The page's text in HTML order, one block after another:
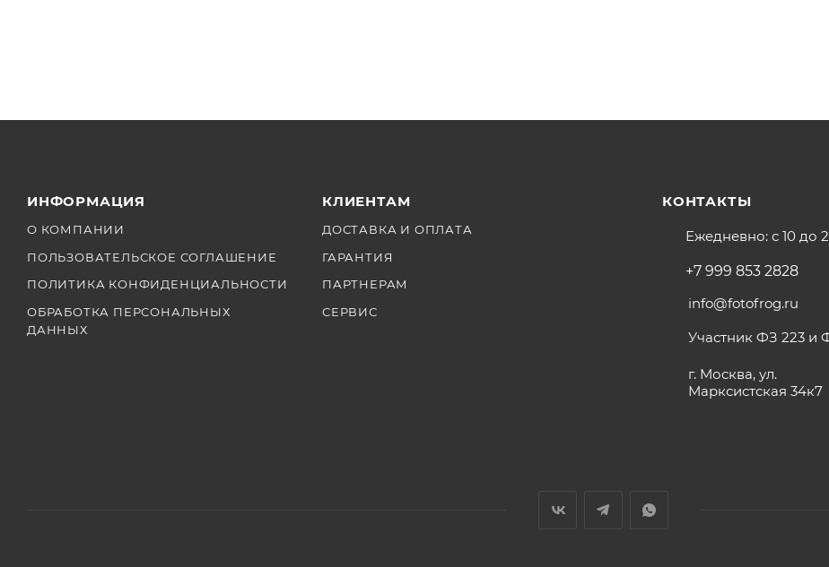
ИНФОРМАЦИЯ
О КОМПАНИИ
ПОЛЬЗОВАТЕЛЬСКОЕ СОГЛАШЕНИЕ
ПОЛИТИКА КОНФИДЕНЦИАЛЬНОСТИ
ОБРАБОТКА ПЕРСОНАЛЬНЫХ
ДАННЫХ
КЛИЕНТАМ
ДОСТАВКА И ОПЛАТА
ГАРАНТИЯ
ПАРТНЕРАМ
СЕРВИС
КОНТАКТЫ
Ежедневно: с 10 до
+7 999 853 2828
info@fotofrog.ru
Участник ФЗ 223 и
г. Москва, ул.
Марксистская 34к7